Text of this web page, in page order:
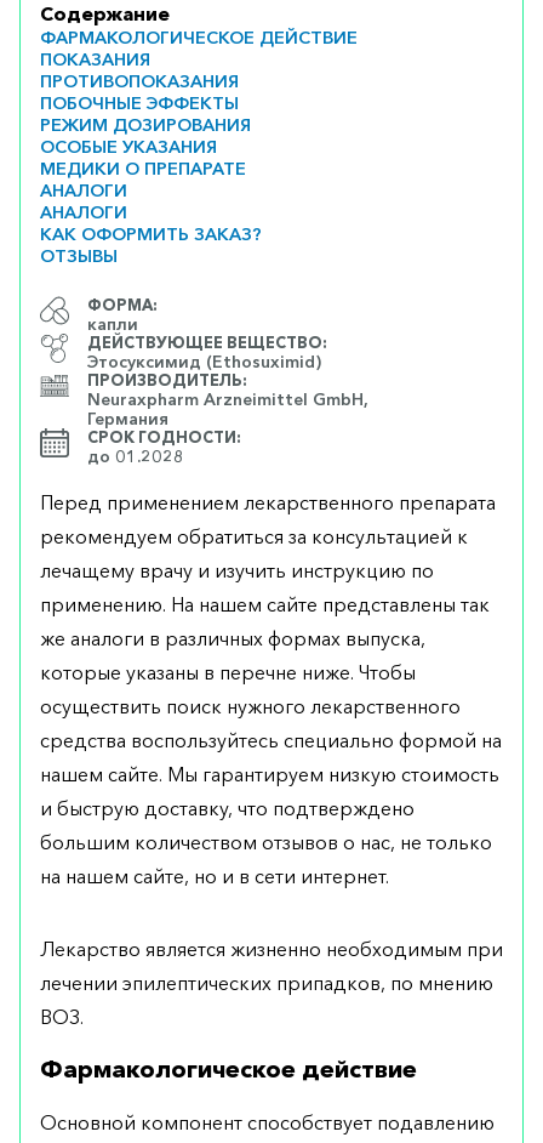
Содержание
ФАРМАКОЛОГИЧЕСКОЕ ДЕЙСТВИЕ
ПОКАЗАНИЯ
ПРОТИВОПОКАЗАНИЯ
ПОБОЧНЫЕ ЭФФЕКТЫ
РЕЖИМ ДОЗИРОВАНИЯ
ОСОБЫЕ УКАЗАНИЯ
МЕДИКИ О ПРЕПАРАТЕ
АНАЛОГИ
АНАЛОГИ
КАК ОФОРМИТЬ ЗАКАЗ?
ОТЗЫВЫ
ФОРМА:
капли
ДЕЙСТВУЮЩЕЕ ВЕЩЕСТВО:
Этосуксимид (Ethosuximid)
ПРОИЗВОДИТЕЛЬ:
Neuraxpharm Arzneimittel GmbH,
Германия
СРОК ГОДНОСТИ:
до 01.2028
Перед применением лекарственного препарата
рекомендуем обратиться за консультацией к
лечащему врачу и изучить инструкцию по
применению. На нашем сайте представлены так
же аналоги в различных формах выпуска,
которые указаны в перечне ниже. Чтобы
осуществить поиск нужного лекарственного
средства воспользуйтесь специально формой на
нашем сайте. Мы гарантируем низкую стоимость
и быструю доставку, что подтверждено
большим количеством отзывов о нас, не только
на нашем сайте, но и в сети интернет.
Лекарство является жизненно необходимым при
лечении эпилептических припадков, по мнению
ВОЗ.
Фармакологическое действие
Основной компонент способствует подавлению